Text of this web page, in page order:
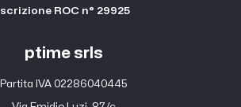
ROC n° 29925
ptime srls
Partita IVA 02286040445